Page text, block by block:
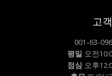
고
001-63-
평일 오전
점심 오후